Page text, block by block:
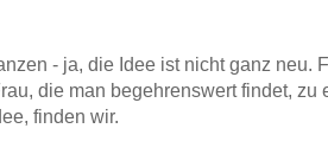
- ja, die Idee ist nicht ganz
die man begehrenswert findet,
finden wir.